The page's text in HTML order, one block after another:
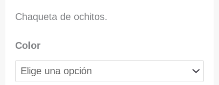
precio
era:
Chaqueta de ochitos.
Color